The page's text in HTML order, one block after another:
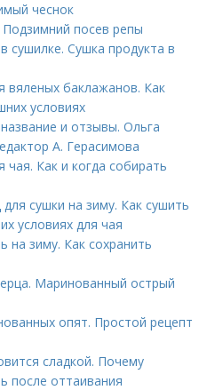
чеснок
посев репы
сушилке. Сушка продукта в
вяленых баклажанов. Как
условиях
и отзывы. Ольга
А. Герасимова
Как и когда собирать
сушки на зиму. Как сушить
условиях для чая
на зиму. Как сохранить
Маринованный острый
опят. Простой рецепт
сладкой. Почему
после оттаивания